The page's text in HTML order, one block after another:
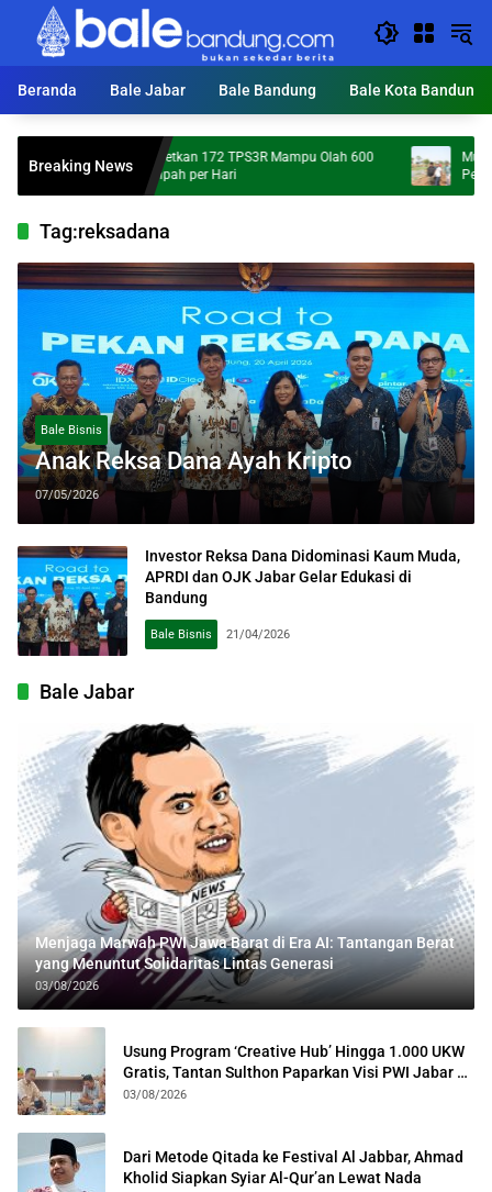
Langsung
konten
Beranda
Bale Jabar Bale Bandung Bale Kota Bandung
Breaking News
KDS Targetkan 172 TPS3R Mampu Olah 600
Ton Sampah per Hari
Mumpung
Tag:reksadana
Bale Bisnis
Anak Reksa Dana Ayah Kripto
07/05/2026
Investor Reksa Dana Didominasi Kaum Muda,
APRDI dan OJK Jabar Gelar Edukasi di
Bandung
Bale Bisnis 21/04/2026
Bale Jabar
Menjaga Marwah PWI Jawa Barat di Era AI: Tantangan Berat
yang Menuntut Solidaritas Lintas Generasi
03/08/2026
Usung Program ‘Creative Hub’ Hingga 1.000 UKW
Gratis, Tantan Sulthon Paparkan Visi PWI Jabar di
Kota Bogor
03/08/2026
Dari Metode Qitada ke Festival Al Jabbar, Ahmad
Kholid Siapkan Syiar Al-Qur’an Lewat Nada